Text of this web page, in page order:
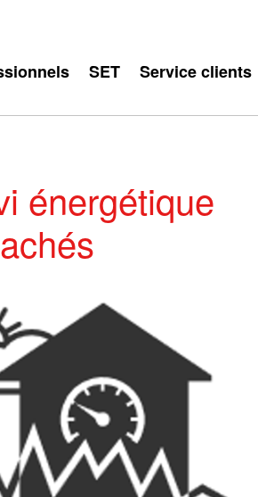
SET Service clients
énergétique